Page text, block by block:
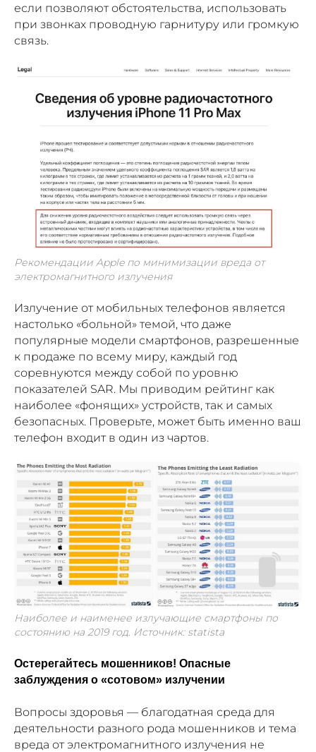
если позволяют обстоятельства, использовать
при звонках проводную гарнитуру или громкую
связь.
Рекомендации Apple по минимизации вреда от
электромагнитного излучения
Излучение от мобильных телефонов является
настолько «больной» темой, что даже
популярные модели смартфонов, разрешенные
к продаже по всему миру, каждый год
соревнуются между собой по уровню
показателей SAR. Мы приводим рейтинг как
наиболее «фонящих» устройств, так и самых
безопасных. Проверьте, может быть именно ваш
телефон входит в один из чартов.
Наиболее и наименее излучающие смартфоны по
состоянию на 2019 год. Источник: statista
Остерегайтесь мошенников! Опасные
заблуждения о «сотовом» излучении
Вопросы здоровья — благодатная среда для
деятельности разного рода мошенников и тема
вреда от электромагнитного излучения не